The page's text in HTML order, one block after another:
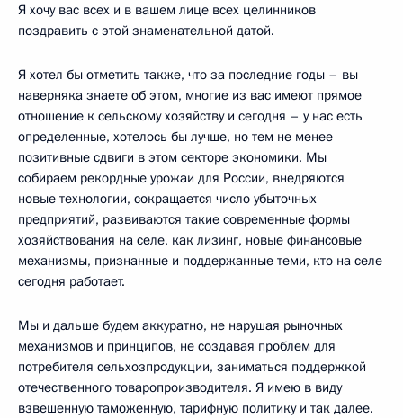
Я хочу вас всех и в вашем лице всех целинников
поздравить с этой знаменательной датой.
Я хотел бы отметить также, что за последние годы – вы
наверняка знаете об этом, многие из вас имеют прямое
отношение к сельскому хозяйству и сегодня – у нас есть
определенные, хотелось бы лучше, но тем не менее
позитивные сдвиги в этом секторе экономики. Мы
собираем рекордные урожаи для России, внедряются
новые технологии, сокращается число убыточных
предприятий, развиваются такие современные формы
хозяйствования на селе, как лизинг, новые финансовые
механизмы, признанные и поддержанные теми, кто на селе
сегодня работает.
Мы и дальше будем аккуратно, не нарушая рыночных
механизмов и принципов, не создавая проблем для
потребителя сельхозпродукции, заниматься поддержкой
отечественного товаропроизводителя. Я имею в виду
взвешенную таможенную, тарифную политику и так далее.